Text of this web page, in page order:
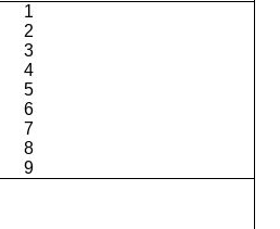
1
2
3
4
5
6
7
8
9